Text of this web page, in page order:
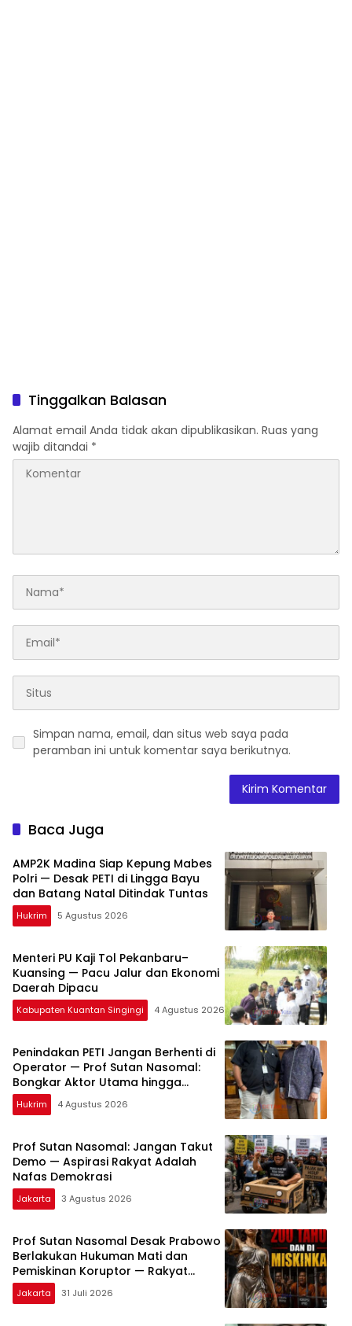
Tinggalkan Balasan
Alamat email Anda tidak akan dipublikasikan. Ruas yang
wajib ditandai *
Simpan nama, email, dan situs web saya pada
peramban ini untuk komentar saya berikutnya.
Baca Juga
AMP2K Madina Siap Kepung Mabes
Polri — Desak PETI di Lingga Bayu
dan Batang Natal Ditindak Tuntas
Hukrim 5 Agustus 2026
Menteri PU Kaji Tol Pekanbaru–
Kuansing — Pacu Jalur dan Ekonomi
Daerah Dipacu
Kabupaten Kuantan Singingi 4 Agustus 2026
Penindakan PETI Jangan Berhenti di
Operator — Prof Sutan Nasomal:
Bongkar Aktor Utama hingga
Pemodal
Hukrim 4 Agustus 2026
Prof Sutan Nasomal: Jangan Takut
Demo — Aspirasi Rakyat Adalah
Nafas Demokrasi
Jakarta 3 Agustus 2026
Prof Sutan Nasomal Desak Prabowo
Berlakukan Hukuman Mati dan
Pemiskinan Koruptor — Rakyat
Tunggu Keputusan
Jakarta 31 Juli 2026